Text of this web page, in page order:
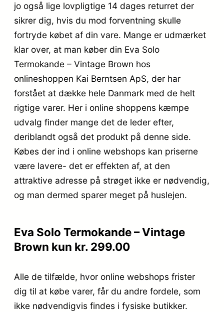
jo også lige lovpligtige 14 dages returret der
sikrer dig, hvis du mod forventning skulle
fortryde købet af din vare. Mange er udmærket
klar over, at man køber din Eva Solo
Termokande – Vintage Brown hos
onlineshoppen Kai Berntsen ApS, der har
forstået at dække hele Danmark med de helt
rigtige varer. Her i online shoppens kæmpe
udvalg finder mange det de leder efter,
deriblandt også det produkt på denne side.
Købes der ind i online webshops kan priserne
være lavere- det er effekten af, at den
attraktive adresse på strøget ikke er nødvendig,
og man dermed sparer meget på huslejen.
Eva Solo Termokande – Vintage
Brown kun kr. 299.00
Alle de tilfælde, hvor online webshops frister
dig til at købe varer, får du andre fordele, som
ikke nødvendigvis findes i fysiske butikker.